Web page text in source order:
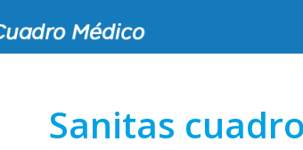
Sanitas